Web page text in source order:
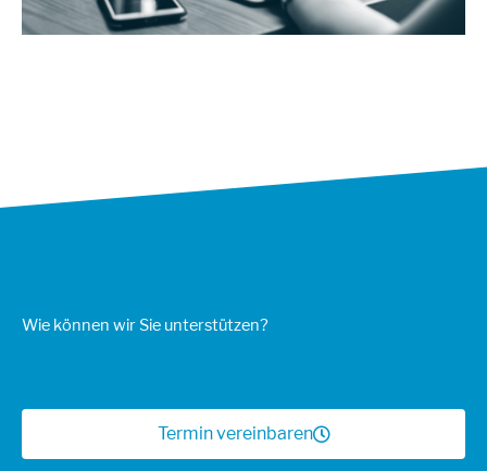
Wie können wir Sie unterstützen?
Termin vereinbaren